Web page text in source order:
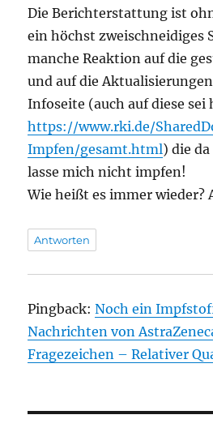
Die Berichterstattung ist
ein höchst zweischneidiges
manche Reaktion auf die
und auf die
Infoseite (auch auf diese sei
https://www.rki.de/
Impfen/gesamt.html) die
lasse mich nicht impfen!
Wie heißt es immer
Antworten
Pingback:Noch ein
Nachrichten von
Fragezeichen – Relativer